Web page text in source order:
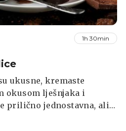
1h 30min
ukusne, kremaste
okusom lješnjaka i
prilično jednostavna, ali